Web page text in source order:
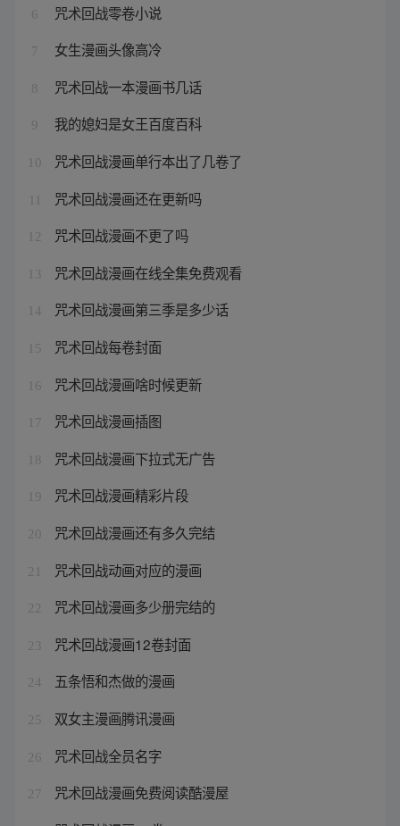
6 咒术回战零卷小说
7 女生漫画头像高冷
8 咒术回战一本漫画书几话
9 我的媳妇是女王百度百科
10 咒术回战漫画单行本出了几卷了
咒术回战漫画还在更新吗
12 咒术回战漫画不更了吗
13 咒术回战漫画在线全集免费观看
14 咒术回战漫画第三季是多少话
15 咒术回战每卷封面
16 咒术回战漫画啥时候更新
17 咒术回战漫画插图
18 咒术回战漫画下拉式无广告
19 咒术回战漫画精彩片段
20 咒术回战漫画还有多久完结
21 咒术回战动画对应的漫画
22 咒术回战漫画多少册完结的
23 咒术回战漫画12卷封面
24 五条悟和杰做的漫画
25 双女主漫画腾讯漫画
26 咒术回战全员名字
27 咒术回战漫画免费阅读酷漫屋